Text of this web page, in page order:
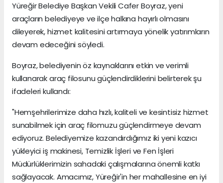
Yüreğir Belediye Başkan Vekili Cafer Boyraz, yeni
araçların belediyeye ve ilçe halkına hayırlı olmasını
dileyerek, hizmet kalitesini artırmaya yönelik yatırımların
devam edeceğini söyledi.
Boyraz, belediyenin öz kaynaklarını etkin ve verimli
kullanarak araç filosunu güçlendirdiklerini belirterek şu
ifadeleri kullandı:
"Hemşehrilerimize daha hızlı, kaliteli ve kesintisiz hizmet
sunabilmek için araç filomuzu güçlendirmeye devam
ediyoruz. Belediyemize kazandırdığımız iki yeni kazıcı
yükleyici iş makinesi, Temizlik İşleri ve Fen İşleri
Müdürlüklerimizin sahadaki çalışmalarına önemli katkı
sağlayacak. Amacımız, Yüreğir'in her mahallesine en iyi